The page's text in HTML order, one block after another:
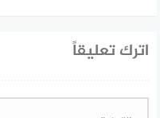
اترك تعليقاً